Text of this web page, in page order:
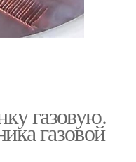
газовую.
газовой